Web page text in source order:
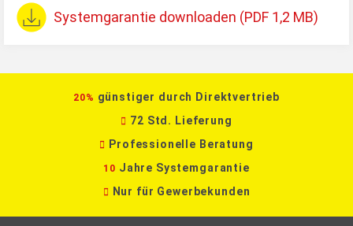
Systemgarantie downloaden (PDF 1,2 MB)
20% günstiger durch Direktvertrieb
72 Std. Lieferung
Professionelle Beratung
10 Jahre Systemgarantie
Nur für Gewerbekunden